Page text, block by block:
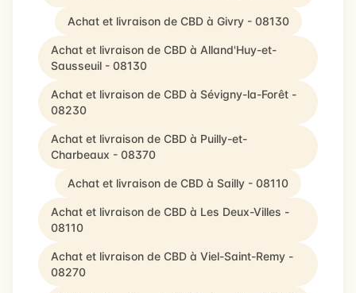
Achat et livraison de CBD à Givry - 08130
Achat et livraison de CBD à Alland'Huy-et-
Sausseuil - 08130
Achat et livraison de CBD à Sévigny-la-Forêt -
08230
Achat et livraison de CBD à Puilly-et-
Charbeaux - 08370
Achat et livraison de CBD à Sailly - 08110
Achat et livraison de CBD à Les Deux-Villes -
08110
Achat et livraison de CBD à Viel-Saint-Remy -
08270